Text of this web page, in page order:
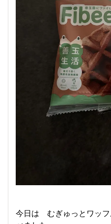
今日は むぎゅっとワッ